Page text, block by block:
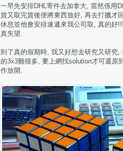
一早先安排DHL寄件去加拿大, 當然係用
貨又取完貨後便將東西放好, 再去打臘才
休息並他會安排速遞來我公司取, 真的好
真失望.
到了真的假期時, 我又好想去研究又研究
的3x3難很多, 要上網找solution才可還原
作放開.